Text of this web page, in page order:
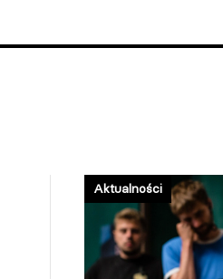
Aktualności